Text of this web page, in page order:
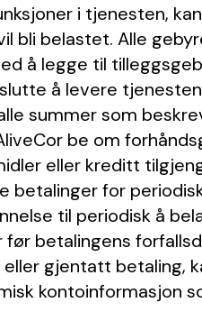
i tjenesten,
bli belastet. Alle
å legge til
å levere
summer som
be om
eller kreditt
for
til periodisk å
før betalingens
gjentatt betaling,
kontoinformasjon